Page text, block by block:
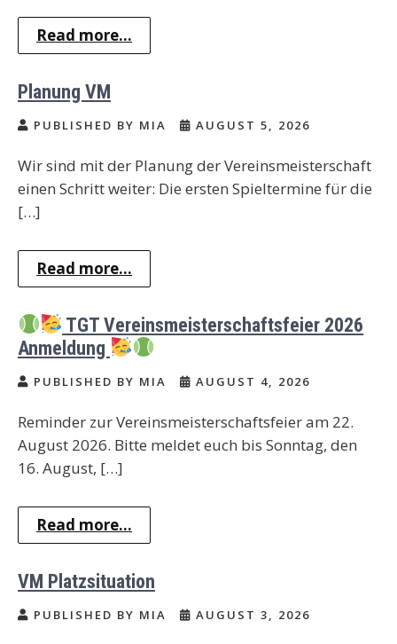
Read more...
Planung VM
PUBLISHED BY MIA AUGUST 5, 2026
Wir sind mit der Planung der Vereinsmeisterschaft
einen Schritt weiter: Die ersten Spieltermine für die
[…]
Read more...
TGT Vereinsmeisterschaftsfeier 2026
Anmeldung
PUBLISHED BY MIA AUGUST 4, 2026
Reminder zur Vereinsmeisterschaftsfeier am 22.
August 2026. Bitte meldet euch bis Sonntag, den
16. August, […]
Read more...
VM Platzsituation
PUBLISHED BY MIA AUGUST 3, 2026